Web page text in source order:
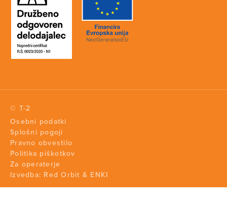
© T-2
Osebni podatki
Splošni pogoji
Pravno obvestilo
Politika piškotkov
Za operaterje
Izvedba: Red Orbit & ENKI